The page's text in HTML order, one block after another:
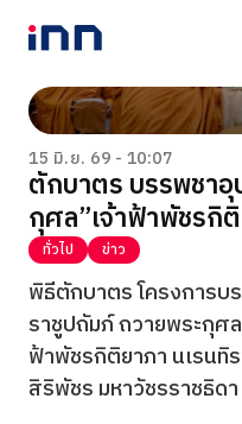
NEWS
ENTERTAINMENT
LIFESTYLE
HOROSCOPE
LOTTERY
VIDEO
ร่วมด้วยช่วยกัน
15 มิ.ย. 69 - 10:07
ตักบาตร บรรพชา
กุศล”เจ้าฟ้าพัชรกิ
ทั่วไป ข่าว
พิธีตักบาตร โครงการ
ราชูปถัมภ์ ถวายพระกุศ
ฟ้าพัชรกิติยาภา นเรนทิ
สิริพัชร มหาวัชรราชธิดา